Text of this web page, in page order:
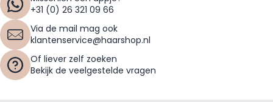
+31 (0) 26 321 09 66
Via de mail mag ook
klantenservice@haarshop.nl
Of liever zelf zoeken
Bekijk de veelgestelde vragen